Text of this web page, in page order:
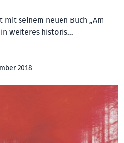
mit seinem neuen Buch „Am
weiteres historis…
2018